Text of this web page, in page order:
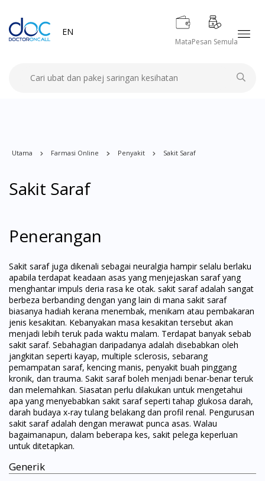
EN
MataPesan Semula
Utama Farmasi Online Penyakit Sakit Saraf
Sakit Saraf
Penerangan
Sakit saraf juga dikenali sebagai neuralgia hampir selalu berlaku
apabila terdapat keadaan asas yang menjejaskan saraf yang
menghantar impuls deria rasa ke otak. sakit saraf adalah sangat
berbeza berbanding dengan yang lain di mana sakit saraf
biasanya hadiah kerana menembak, menikam atau pembakaran
jenis kesakitan. Kebanyakan masa kesakitan tersebut akan
menjadi lebih teruk pada waktu malam. Terdapat banyak sebab
sakit saraf. Sebahagian daripadanya adalah disebabkan oleh
jangkitan seperti kayap, multiple sclerosis, sebarang
pemampatan saraf, kencing manis, penyakit buah pinggang
kronik, dan trauma. Sakit saraf boleh menjadi benar-benar teruk
dan melemahkan. Siasatan perlu dilakukan untuk mengetahui
apa yang menyebabkan sakit saraf seperti tahap glukosa darah,
darah budaya x-ray tulang belakang dan profil renal. Pengurusan
sakit saraf adalah dengan merawat punca asas. Walau
bagaimanapun, dalam beberapa kes, sakit pelega keperluan
untuk ditetapkan.
Generik